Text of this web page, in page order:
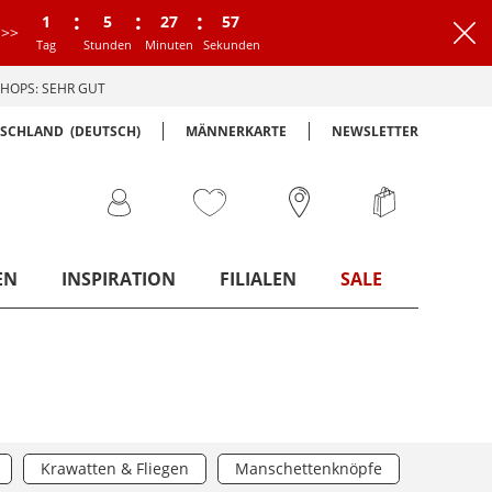
1
Tag
: 5
Stunden
: 27
Minuten
: 57
Sekunden
SEHR GUT
(DEUTSCH) MÄNNERKARTE NEWSLETTER
INSPIRATION FILIALEN SALE
Krawatten & Fliegen Manschettenknöpfe